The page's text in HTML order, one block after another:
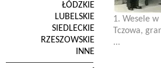
ŁÓDZKIE
LUBELSKIE
SIEDLECKIE
RZESZOWSKIE
INNE
1. Wesele w
Tczowa,
...